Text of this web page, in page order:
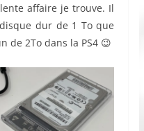
affaire je trouve. Il
dur de 1 To que
de 2To dans la PS4 😉